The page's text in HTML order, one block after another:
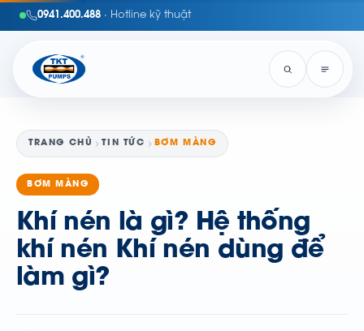
0941.400.488 · Hotline kỹ thuật
TRANG CHỦ TIN TỨC BƠM MÀNG
BƠM MÀNG
Khí nén là gì? Hệ thống
khí nén Khí nén dùng để
làm gì?